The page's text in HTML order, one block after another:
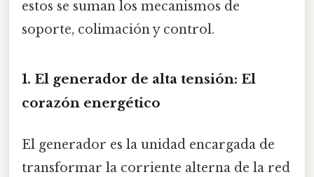
estos se suman los mecanismos de
soporte, colimación y control.
1. El generador de alta tensión: El
corazón energético
El generador es la unidad encargada de
transformar la corriente alterna de la red